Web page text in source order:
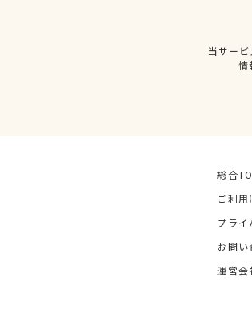
当サー
情
総合
ご利用
プライ
お問い
運営会